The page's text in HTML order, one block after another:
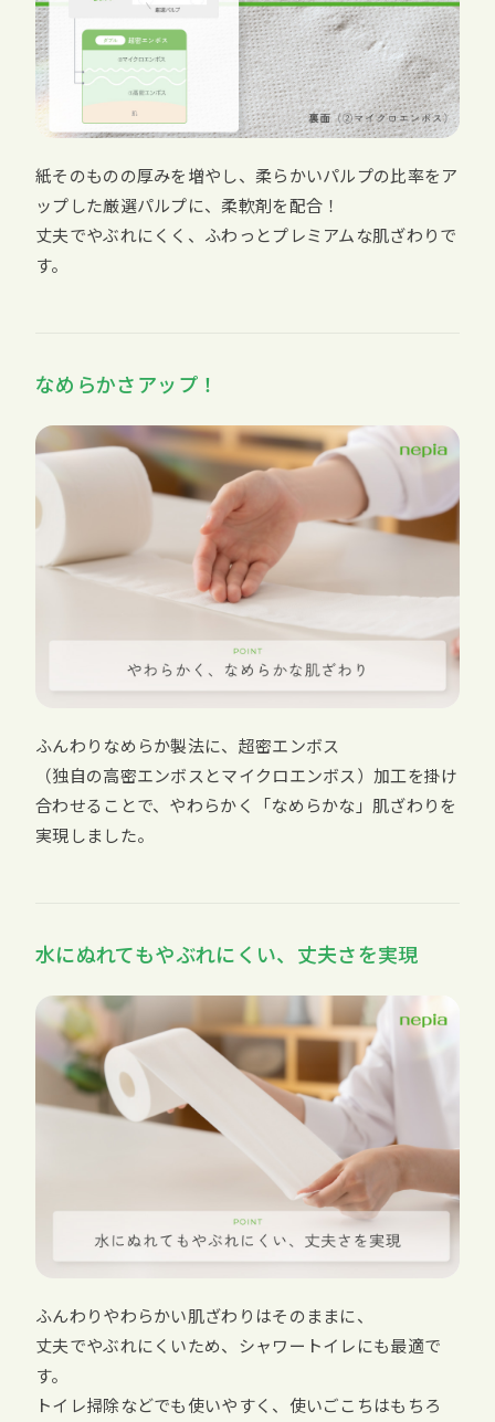
紙そのものの厚みを増やし、柔らかいパルプの比率をア
ップした厳選パルプに、柔軟剤を配合！
丈夫でやぶれにくく、ふわっとプレミアムな肌ざわりで
す。
なめらかさアップ！
ふんわりなめらか製法に、超密エンボス
（独自の高密エンボスとマイクロエンボス）加工を掛け
合わせることで、やわらかく「なめらかな」肌ざわりを
実現しました。
水にぬれてもやぶれにくい、丈夫さを実現
ふんわりやわらかい肌ざわりはそのままに、
丈夫でやぶれにくいため、シャワートイレにも最適で
す。
トイレ掃除などでも使いやすく、使いごこちはもちろ